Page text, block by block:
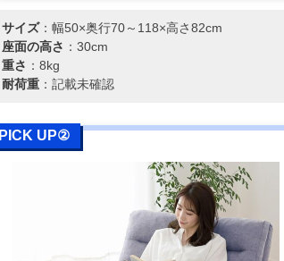
サイズ：幅50×奥行70～118×高さ82cm
座面の高さ ：30cm
重さ ：8kg
耐荷重：記載未確認
PICK UP②